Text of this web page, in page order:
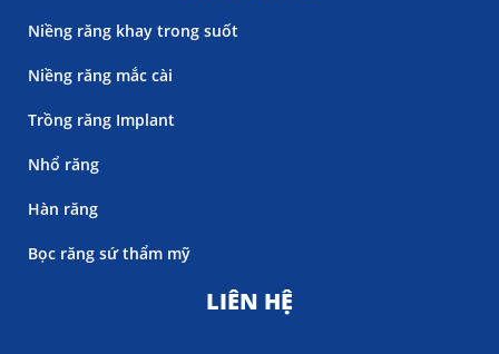
Niềng răng khay trong suốt
Niềng răng mắc cài
Trồng răng Implant
Nhổ răng
Hàn răng
Bọc răng sứ thẩm mỹ
LIÊN HỆ